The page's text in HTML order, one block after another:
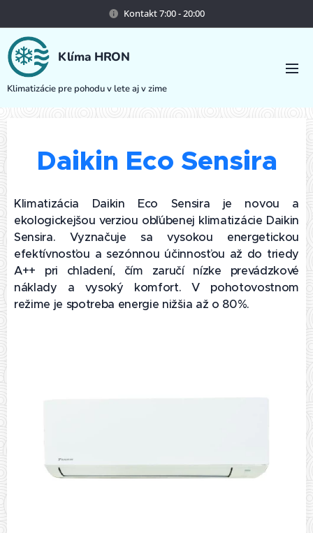
Kontakt 7:00 - 20:00
Klíma HRON
Klimatizácie pre pohodu v lete aj v zime
Daikin Eco Sensira
Klimatizácia Daikin Eco Sensira je novou a
ekologickejšou verziou obľúbenej klimatizácie Daikin
Sensira. Vyznačuje sa vysokou energetickou
efektívnosťou a sezónnou účinnosťou až do triedy
A++ pri chladení, čím zaručí nízke prevádzkové
náklady a vysoký komfort. V pohotovostnom
režime je spotreba energie nižšia až o 80%.